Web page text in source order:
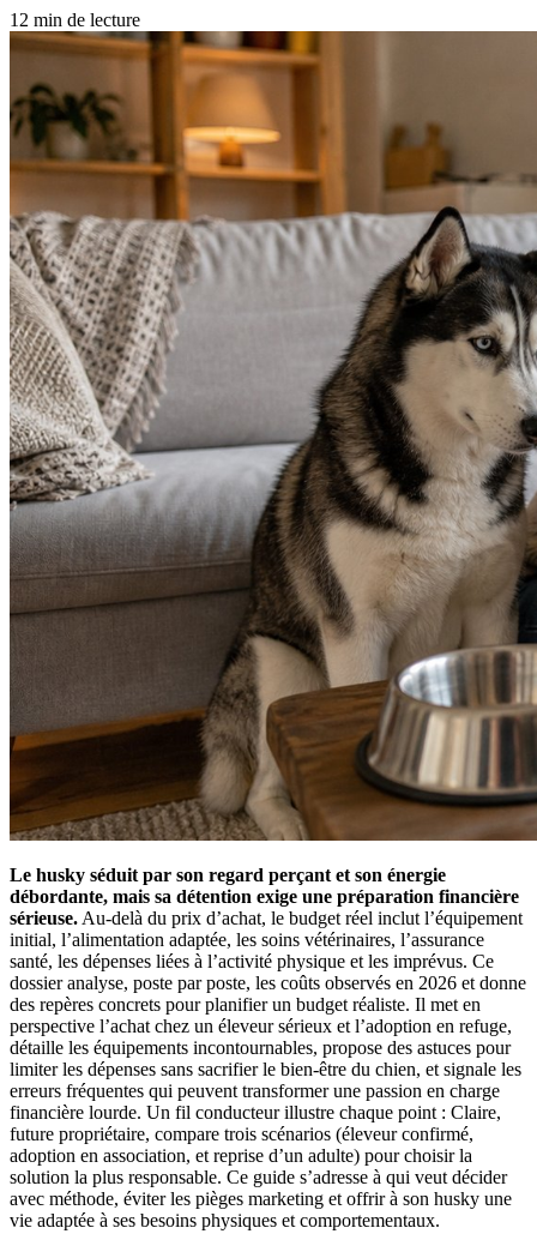
12 min de lecture
Le husky séduit par son regard perçant et son énergie
débordante, mais sa détention exige une préparation financière
sérieuse. Au-delà du prix d’achat, le budget réel inclut l’équipement
initial, l’alimentation adaptée, les soins vétérinaires, l’assurance
santé, les dépenses liées à l’activité physique et les imprévus. Ce
dossier analyse, poste par poste, les coûts observés en 2026 et donne
des repères concrets pour planifier un budget réaliste. Il met en
perspective l’achat chez un éleveur sérieux et l’adoption en refuge,
détaille les équipements incontournables, propose des astuces pour
limiter les dépenses sans sacrifier le bien-être du chien, et signale les
erreurs fréquentes qui peuvent transformer une passion en charge
financière lourde. Un fil conducteur illustre chaque point : Claire,
future propriétaire, compare trois scénarios (éleveur confirmé,
adoption en association, et reprise d’un adulte) pour choisir la
solution la plus responsable. Ce guide s’adresse à qui veut décider
avec méthode, éviter les pièges marketing et offrir à son husky une
vie adaptée à ses besoins physiques et comportementaux.